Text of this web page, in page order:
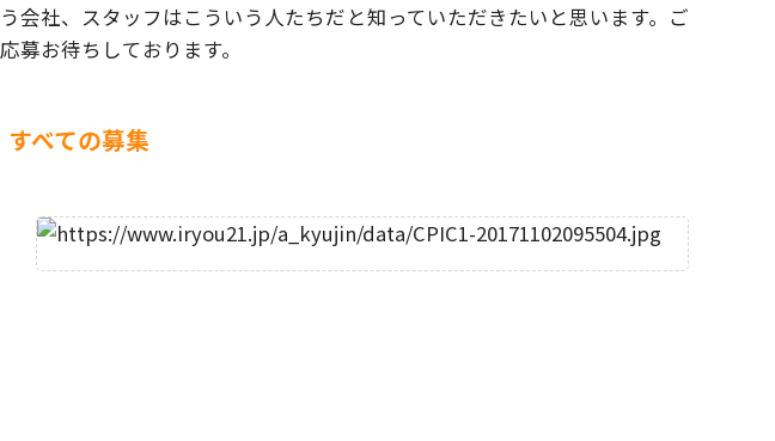
う会社、スタッフはこういう人たちだと知っていただきたいと思います。ご
応募お待ちしております。
すべての募集